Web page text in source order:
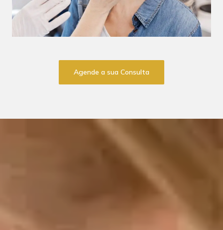
Agende a sua Consulta